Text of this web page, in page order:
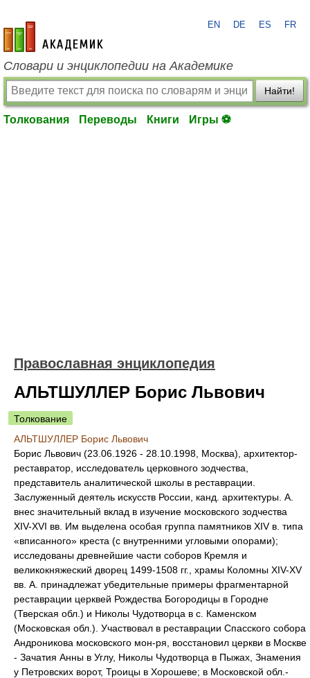
academic.ru
EN DE ES FR
Словари и энциклопедии на Академике
Найти!
Толкования Переводы Книги Игры ⚽
Православная энциклопедия
АЛЬТШУЛЛЕР Борис Львович
Толкование
АЛЬТШУЛЛЕР Борис Львович
Борис Львович (23.06.1926 - 28.10.1998, Москва), архитектор-
реставратор, исследователь церковного зодчества,
представитель аналитической школы в реставрации.
Заслуженный деятель искусств России, канд. архитектуры. А.
внес значительный вклад в изучение московского зодчества
XIV-XVI вв. Им выделена особая группа памятников XIV в. типа
«вписанного» креста (с внутренними угловыми опорами);
исследованы древнейшие части соборов Кремля и
великокняжеский дворец 1499-1508 гг., храмы Коломны XIV-XV
вв. А. принадлежат убедительные примеры фрагментарной
реставрации церквей Рождества Богородицы в Городне
(Тверская обл.) и Николы Чудотворца в с. Каменском
(Московская обл.). Участвовал в реставрации Спасского собора
Андроникова московского мон-ря, восстановил церкви в Москве
- Зачатия Анны в Углу, Николы Чудотворца в Пыжах, Знамения
у Петровских ворот, Троицы в Хорошеве; в Московской обл.-